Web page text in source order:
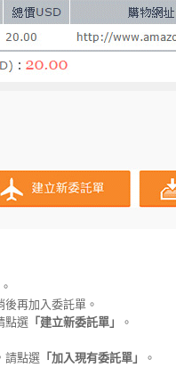
再加入委託單。
點選 「建立新委託單」
。
請點選 「加入現有委託單」
。